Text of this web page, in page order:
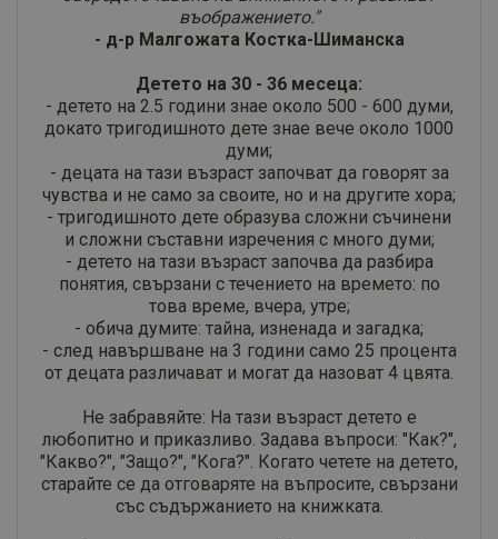
въображението."
- д-р Малгожата Костка-Шиманска
Детето на 30 - 36 месеца:
- детето на 2.5 години знае около 500 - 600 думи,
докато тригодишното дете знае вече около 1000
думи;
- децата на тази възраст започват да говорят за
чувства и не само за своите, но и на другите хора;
- тригодишното дете образува сложни съчинени
и сложни съставни изречения с много думи;
- детето на тази възраст започва да разбира
понятия, свързани с течението на времето: по
това време, вчера, утре;
- обича думите: тайна, изненада и загадка;
- след навършване на 3 години само 25 процента
от децата различават и могат да назоват 4 цвята.
Не забравяйте: На тази възраст детето е
любопитно и приказливо. Задава въпроси: "Как?",
"Какво?", "Защо?", "Кога?". Когато четете на детето,
старайте се да отговаряте на въпросите, свързани
със съдържанието на книжката.